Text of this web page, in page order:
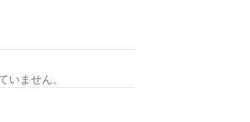
いません。